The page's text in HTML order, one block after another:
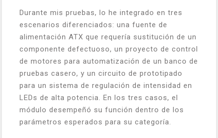
Durante mis pruebas, lo he integrado en tres
escenarios diferenciados: una fuente de
alimentación ATX que requería sustitución de un
componente defectuoso, un proyecto de control
de motores para automatización de un banco de
pruebas casero, y un circuito de prototipado
para un sistema de regulación de intensidad en
LEDs de alta potencia. En los tres casos, el
módulo desempeñó su función dentro de los
parámetros esperados para su categoría.